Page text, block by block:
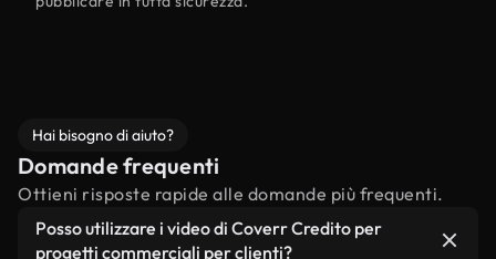
Hai bisogno di aiuto?
Domande frequenti
Ottieni risposte rapide alle domande più frequenti.
Posso utilizzare i video di Coverr Credito per
progetti commerciali per clienti?